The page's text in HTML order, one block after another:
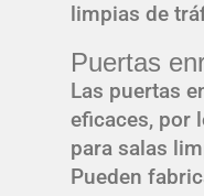
limpias de
Puertas
Las puertas
eficaces, por
para salas
Pueden